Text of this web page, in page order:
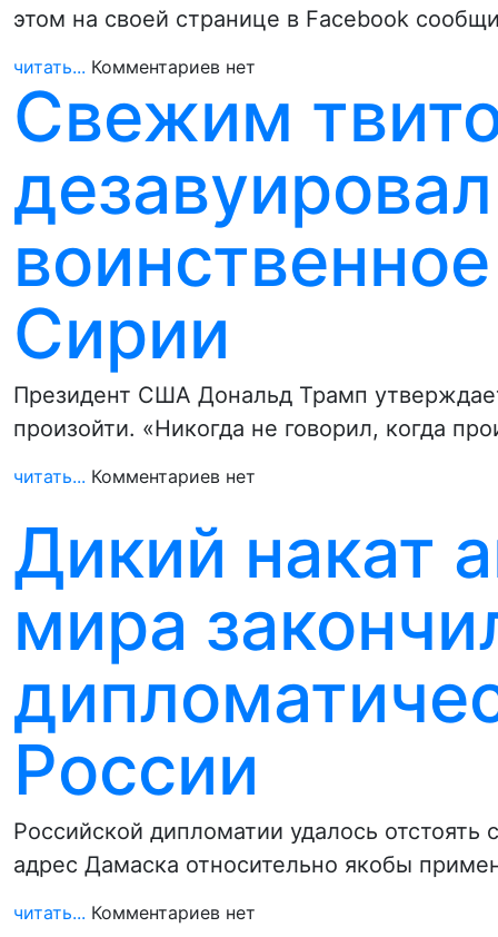
этом на своей странице в Facebook
читать... Комментариев нет
Свежим
Сирии
Президент США Дональд Трамп
произойти. «Никогда не говорил, когда
читать... Комментариев нет
Дикий накат
мира
России
Российской дипломатии удалось
адрес Дамаска относительно якобы
читать... Комментариев нет